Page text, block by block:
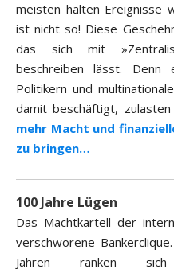
meisten halten Ereignisse
ist nicht so! Diese
das sich mit
beschreiben lässt. Denn
Politikern und
damit beschäftigt,
mehr Macht und
zu bringen…
100 Jahre Lügen
Das Machtkartell der
verschworene
Jahren ranken